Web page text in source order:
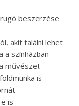
beszerzése
akit találni lehet
a színházban
művészet
is
is